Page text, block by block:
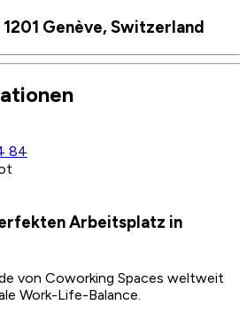
Genève, Switzerland
84
Arbeitsplatz in
von Coworking Spaces weltweit
Work-Life-Balance.